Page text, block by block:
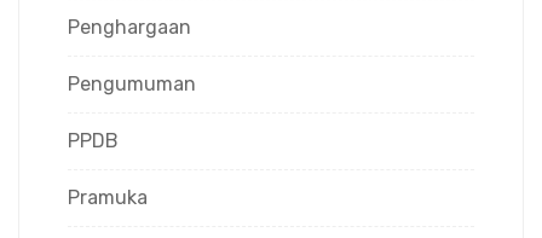
Penghargaan
Pengumuman
PPDB
Pramuka